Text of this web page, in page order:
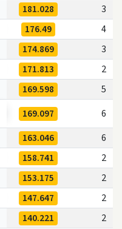
181.028
3
176.49
4
174.869
3
171.813
2
169.598
5
169.097
6
163.046
6
158.741
2
153.175
2
147.647
2
140.221
2